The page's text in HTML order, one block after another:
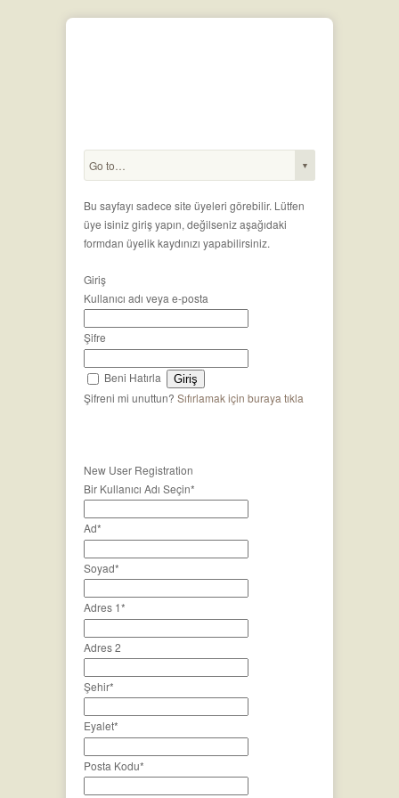
Bu sayfayı sadece site üyeleri görebilir. Lütfen
üye isiniz giriş yapın, değilseniz aşağıdaki
formdan üyelik kaydınızı yapabilirsiniz.
Giriş
Kullanıcı adı veya e-posta
Şifre
Beni Hatırla
Şifreni mi unuttun? Sıfırlamak için buraya tıkla
New User Registration
Bir Kullanıcı Adı Seçin*
Ad*
Soyad*
Adres 1*
Adres 2
Şehir*
Eyalet*
Posta Kodu*